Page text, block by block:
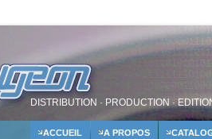
DISTRIBUTION · PRODUCTION ·
ACCUEIL A PROPOS